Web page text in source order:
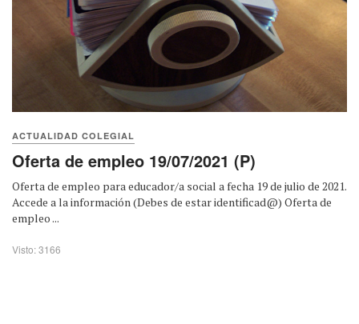
ACTUALIDAD COLEGIAL
Oferta de empleo 19/07/2021 (P)
Oferta de empleo para educador/a social a fecha 19 de julio de 2021.
Accede a la información (Debes de estar identificad@) Oferta de
empleo ...
Visto: 3166